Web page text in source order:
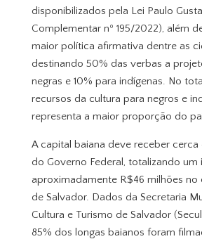
disponibilizados pela Lei Paulo
Complementar nº 195/2022), além
maior política afirmativa dentre as
destinando 50% das verbas a
negras e 10% para indígenas. No
recursos da cultura para negros e
representa a maior proporção do
A capital baiana deve receber cerca
do Governo Federal, totalizando
aproximadamente R$46 milhões no
de Salvador. Dados da Secretaria
Cultura e Turismo de Salvador
85% dos longas baianos foram